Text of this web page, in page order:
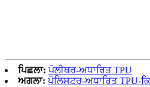
ਪਿਛਲਾ: ਪੋਲੀਥਰ-ਅਧਾਰਿਤ TPU
ਅਗਲਾ: ਪੋਲਿਸਟਰ-ਅਧਾਰਿਤ TPU-